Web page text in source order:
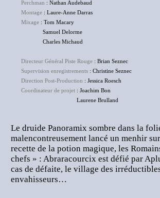
Perchman : Nathan Audebaud
Montage : Laure-Anne Darras
Mixage : Tom Macary
Samuel Delorme
Charles Michaud
Directeur Général Piste Rouge : Brian Seznec
Supervision enregistrements : Christine Seznec
Direction Post-Production : Jessica Roesch
Coordinateur de projet : Joachim Bon
Laurene Brulland
Le druide Panoramix sombre dans la
malencontreusement lancé un menhir
recette de la potion magique, les
chefs » : Abraracourcix est défié par
cas de défaite, le village des
envahisseurs…